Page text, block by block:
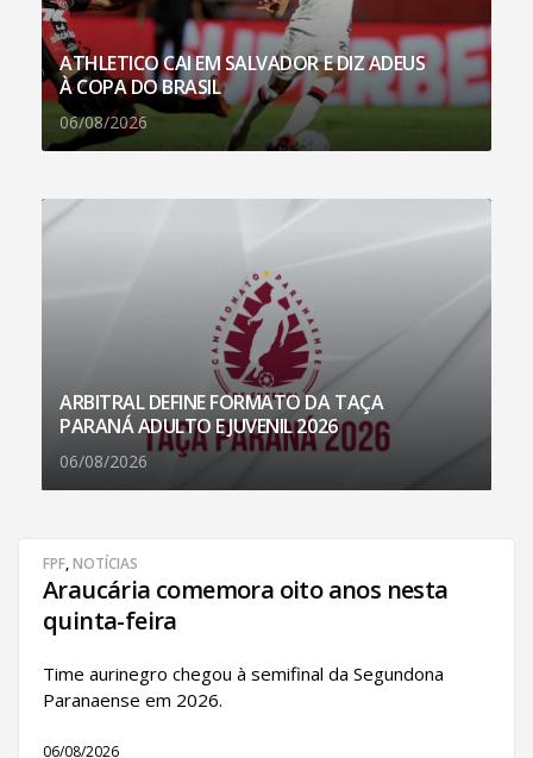
ATHLETICO CAI EM SALVADOR E DIZ ADEUS
À COPA DO BRASIL
06/08/2026
ARBITRAL DEFINE FORMATO DA TAÇA
PARANÁ ADULTO E JUVENIL 2026
06/08/2026
FPF,NOTÍCIAS
Araucária comemora oito anos nesta
quinta-feira
Time aurinegro chegou à semifinal da Segundona
Paranaense em 2026.
06/08/2026